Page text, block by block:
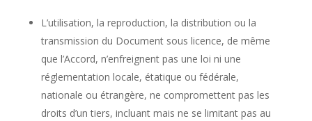
L’utilisation, la reproduction, la distribution ou la
transmission du Document sous licence, de même
que l’Accord, n’enfreignent pas une loi ni une
réglementation locale, étatique ou fédérale,
nationale ou étrangère, ne compromettent pas les
droits d’un tiers, incluant mais ne se limitant pas au